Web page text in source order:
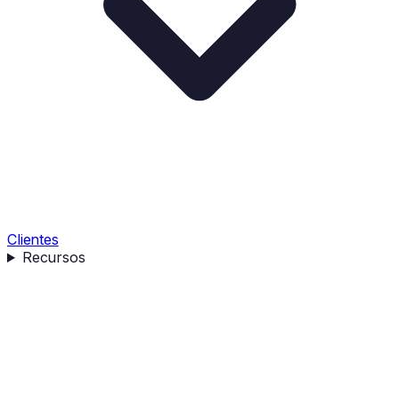
Clientes
Recursos